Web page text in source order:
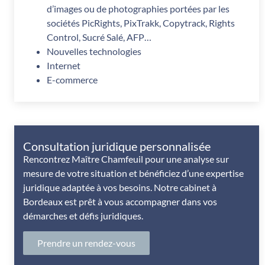
d’images ou de photographies portées par les
sociétés PicRights, PixTrakk, Copytrack, Rights
Control, Sucré Salé, AFP…
Nouvelles technologies
Internet
E-commerce
Consultation juridique personnalisée
Rencontrez Maître Chamfeuil pour une analyse sur
mesure de votre situation et bénéficiez d’une expertise
juridique adaptée à vos besoins. Notre cabinet à
Bordeaux est prêt à vous accompagner dans vos
démarches et défis juridiques.
Prendre un rendez-vous